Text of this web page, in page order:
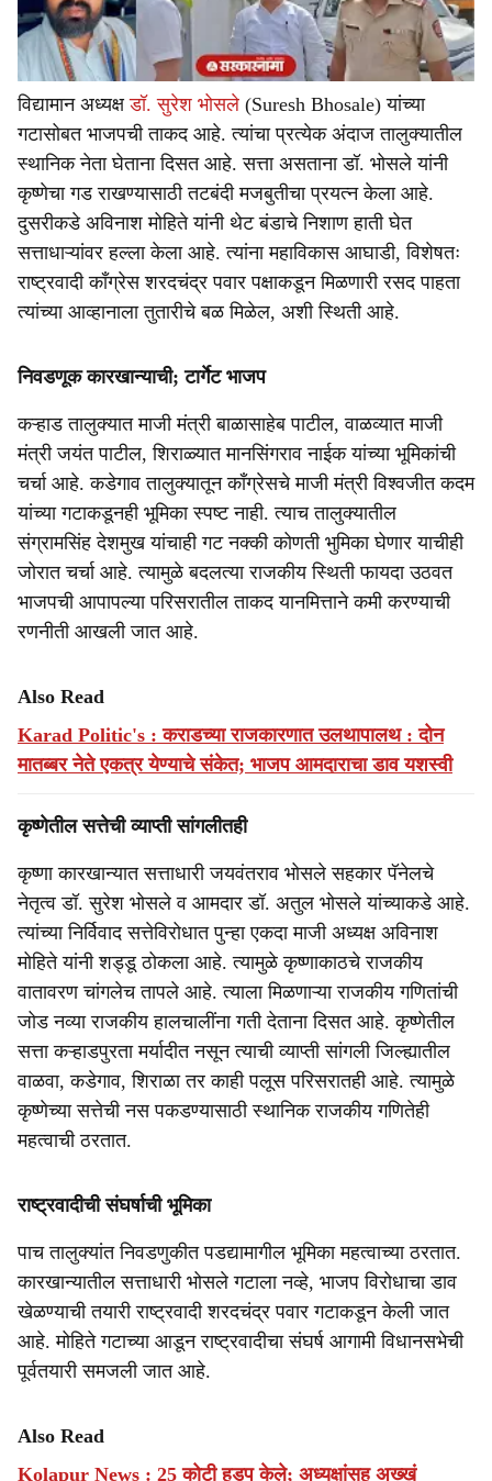
विद्यामान अध्यक्षडॉ. सुरेश भोसले (Suresh Bhosale) यांच्या
गटासोबत भाजपची ताकद आहे. त्यांचा प्रत्येक अंदाज तालुक्यातील
स्थानिक नेता घेताना दिसत आहे. सत्ता असताना डॉ. भोसले यांनी
कृष्णेचा गड राखण्यासाठी तटबंदी मजबुतीचा प्रयत्न केला आहे.
दुसरीकडे अविनाश मोहिते यांनी थेट बंडाचे निशाण हाती घेत
सत्ताधाऱ्यांवर हल्ला केला आहे. त्यांना महाविकास आघाडी, विशेषतः
राष्ट्रवादी काँग्रेस शरदचंद्र पवार पक्षाकडून मिळणारी रसद पाहता
त्यांच्या आव्हानाला तुतारीचे बळ मिळेल, अशी स्थिती आहे.
निवडणूक कारखान्याची; टार्गेट भाजप
कऱ्हाड तालुक्यात माजी मंत्री बाळासाहेब पाटील, वाळव्यात माजी
मंत्री जयंत पाटील, शिराळ्यात मानसिंगराव नाईक यांच्या भूमिकांची
चर्चा आहे. कडेगाव तालुक्यातून काँग्रेसचे माजी मंत्री विश्वजीत कदम
यांच्या गटाकडूनही भूमिका स्पष्ट नाही. त्याच तालुक्यातील
संग्रामसिंह देशमुख यांचाही गट नक्की कोणती भुमिका घेणार याचीही
जोरात चर्चा आहे. त्यामुळे बदलत्या राजकीय स्थिती फायदा उठवत
भाजपची आपापल्या परिसरातील ताकद यानमित्ताने कमी करण्याची
रणनीती आखली जात आहे.
Also Read
Karad Politic's : कराडच्या राजकारणात उलथापालथ : दोन
मातब्बर नेते एकत्र येण्याचे संकेत; भाजप आमदाराचा डाव यशस्वी
कृष्णेतील सत्तेची व्याप्ती सांगलीतही
कृष्णा कारखान्यात सत्ताधारी जयवंतराव भोसले सहकार पॅनेलचे
नेतृत्व डॉ. सुरेश भोसले व आमदार डॉ. अतुल भोसले यांच्याकडे आहे.
त्यांच्या निर्विवाद सत्तेविरोधात पुन्हा एकदा माजी अध्यक्ष अविनाश
मोहिते यांनी शड्डू ठोकला आहे. त्यामुळे कृष्णाकाठचे राजकीय
वातावरण चांगलेच तापले आहे. त्याला मिळणाऱ्या राजकीय गणितांची
जोड नव्या राजकीय हालचालींना गती देताना दिसत आहे. कृष्णेतील
सत्ता कऱ्हाडपुरता मर्यादीत नसून त्याची व्याप्ती सांगली जिल्ह्यातील
वाळवा, कडेगाव, शिराळा तर काही पलूस परिसरातही आहे. त्यामुळे
कृष्णेच्या सत्तेची नस पकडण्यासाठी स्थानिक राजकीय गणितेही
महत्वाची ठरतात.
राष्ट्रवादीची संघर्षाची भूमिका
पाच तालुक्यांत निवडणुकीत पडद्यामागील भूमिका महत्वाच्या ठरतात.
कारखान्यातील सत्ताधारी भोसले गटाला नव्हे, भाजप विरोधाचा डाव
खेळण्याची तयारी राष्ट्रवादी शरदचंद्र पवार गटाकडून केली जात
आहे. मोहिते गटाच्या आडून राष्ट्रवादीचा संघर्ष आगामी विधानसभेची
पूर्वतयारी समजली जात आहे.
Also Read
Kolapur News : 25 कोटी हडप केले; अध्यक्षांसह अख्खं